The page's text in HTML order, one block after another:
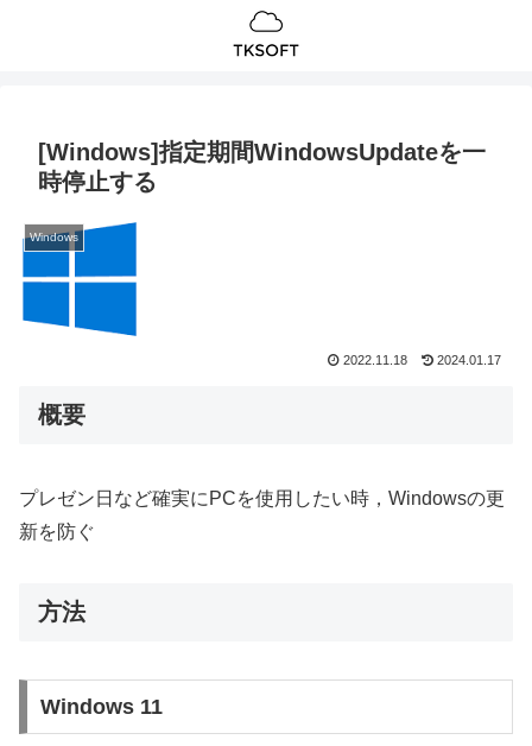
[Windows]指定期間WindowsUpdateを一
時停止する
Windows
2022.11.18 2024.01.17
概要
プレゼン日など確実にPCを使用したい時，Windowsの更
新を防ぐ
方法
Windows 11